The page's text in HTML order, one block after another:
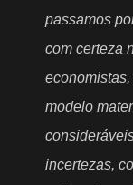
passamos
com certeza
modelo
incertezas,